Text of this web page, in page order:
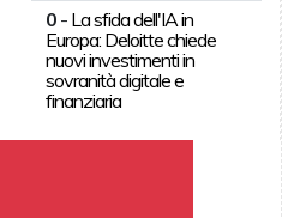
0 - La sfida dell'IA in
Europa: Deloitte chiede
nuovi investimenti in
sovranità digitale e
finanziaria